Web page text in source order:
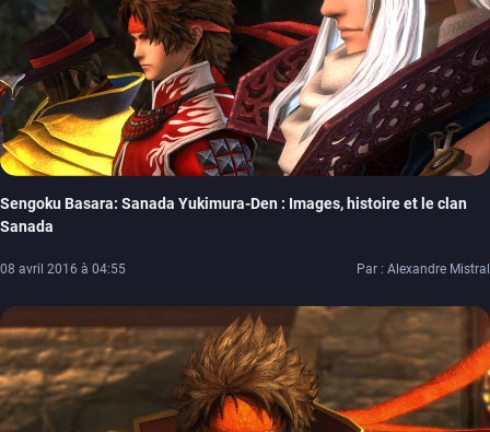
Sengoku Basara: Sanada Yukimura-Den : Images, histoire et le clan
Sanada
08 avril 2016 à 04:55 Par : Alexandre Mistral